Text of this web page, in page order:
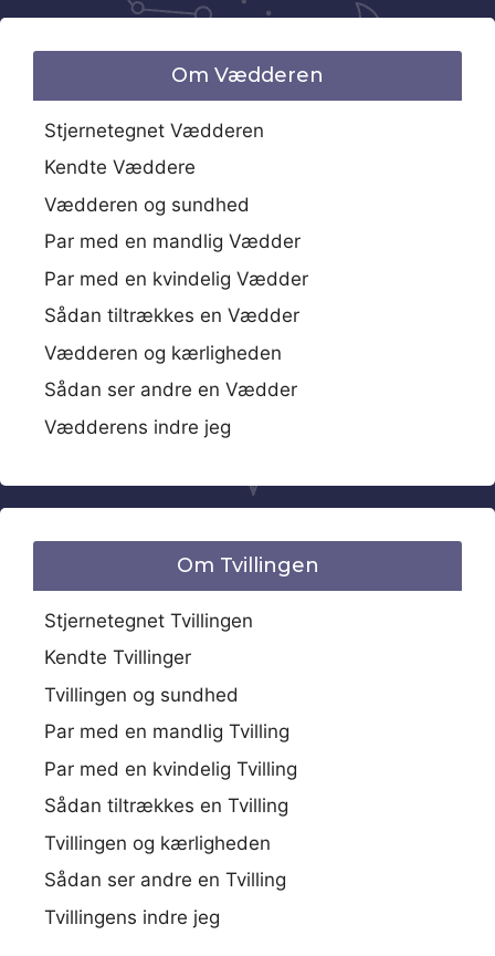
Om Vædderen
Stjernetegnet Vædderen
Kendte Væddere
Vædderen og sundhed
Par med en mandlig Vædder
Par med en kvindelig Vædder
Sådan tiltrækkes en Vædder
Vædderen og kærligheden
Sådan ser andre en Vædder
Vædderens indre jeg
Om Tvillingen
Stjernetegnet Tvillingen
Kendte Tvillinger
Tvillingen og sundhed
Par med en mandlig Tvilling
Par med en kvindelig Tvilling
Sådan tiltrækkes en Tvilling
Tvillingen og kærligheden
Sådan ser andre en Tvilling
Tvillingens indre jeg